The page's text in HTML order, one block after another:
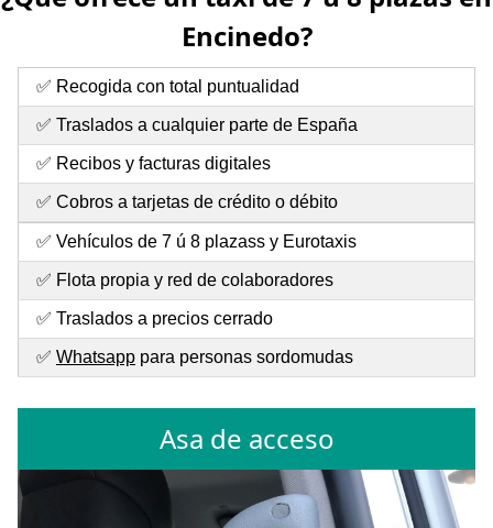
Encinedo?
✅ Recogida con total puntualidad
✅ Traslados a cualquier parte de España
✅ Recibos y facturas digitales
✅ Cobros a tarjetas de crédito o débito
✅ Vehículos de 7 ú 8 plazass y Eurotaxis
✅ Flota propia y red de colaboradores
✅ Traslados a precios cerrado
✅ Whatsapp para personas sordomudas
Asa de acceso